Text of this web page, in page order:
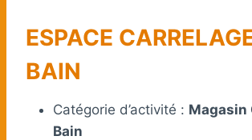
ESPACE
BAIN
Catégorie d’activité : Magasin
Bain